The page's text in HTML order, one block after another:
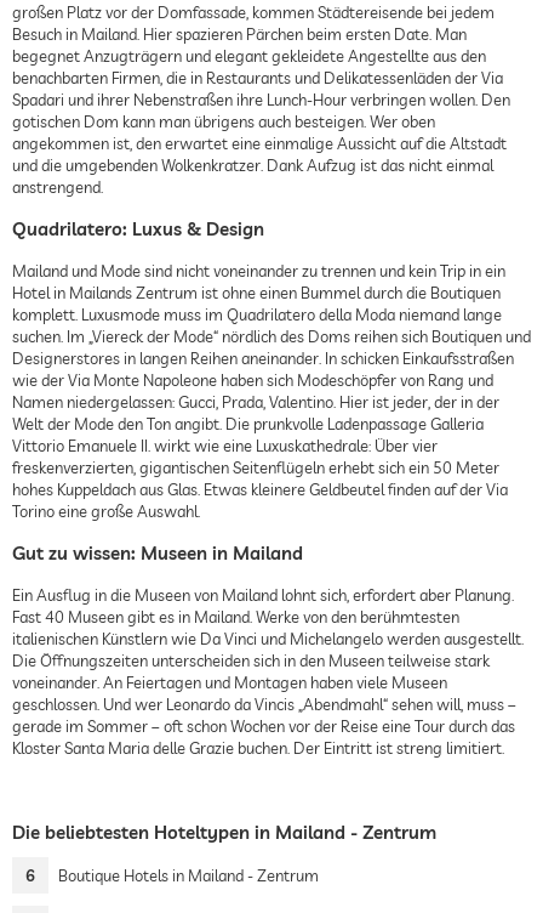
großen Platz vor der Domfassade, kommen Städtereisende bei jedem
Besuch in Mailand. Hier spazieren Pärchen beim ersten Date. Man
begegnet Anzugträgern und elegant gekleidete Angestellte aus den
benachbarten Firmen, die in Restaurants und Delikatessenläden der Via
Spadari und ihrer Nebenstraßen ihre Lunch-Hour verbringen wollen. Den
gotischen Dom kann man übrigens auch besteigen. Wer oben
angekommen ist, den erwartet eine einmalige Aussicht auf die Altstadt
und die umgebenden Wolkenkratzer. Dank Aufzug ist das nicht einmal
anstrengend.
Quadrilatero: Luxus & Design
Mailand und Mode sind nicht voneinander zu trennen und kein Trip in ein
Hotel in Mailands Zentrum ist ohne einen Bummel durch die Boutiquen
komplett. Luxusmode muss im Quadrilatero della Moda niemand lange
suchen. Im „Viereck der Mode“ nördlich des Doms reihen sich Boutiquen und
Designerstores in langen Reihen aneinander. In schicken Einkaufsstraßen
wie der Via Monte Napoleone haben sich Modeschöpfer von Rang und
Namen niedergelassen: Gucci, Prada, Valentino. Hier ist jeder, der in der
Welt der Mode den Ton angibt. Die prunkvolle Ladenpassage Galleria
Vittorio Emanuele II. wirkt wie eine Luxuskathedrale: Über vier
freskenverzierten, gigantischen Seitenflügeln erhebt sich ein 50 Meter
hohes Kuppeldach aus Glas. Etwas kleinere Geldbeutel finden auf der Via
Torino eine große Auswahl.
Gut zu wissen: Museen in Mailand
Ein Ausflug in die Museen von Mailand lohnt sich, erfordert aber Planung.
Fast 40 Museen gibt es in Mailand. Werke von den berühmtesten
italienischen Künstlern wie Da Vinci und Michelangelo werden ausgestellt.
Die Öffnungszeiten unterscheiden sich in den Museen teilweise stark
voneinander. An Feiertagen und Montagen haben viele Museen
geschlossen. Und wer Leonardo da Vincis „Abendmahl“ sehen will, muss –
gerade im Sommer – oft schon Wochen vor der Reise eine Tour durch das
Kloster Santa Maria delle Grazie buchen. Der Eintritt ist streng limitiert.
Die beliebtesten Hoteltypen in Mailand - Zentrum
6 Boutique Hotels in Mailand - Zentrum